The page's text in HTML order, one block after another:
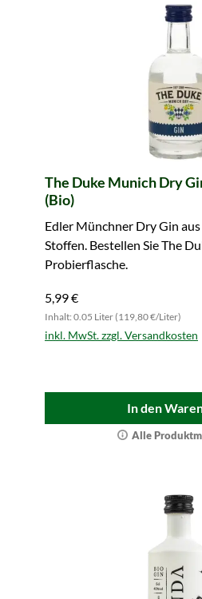
The Duke Munich Dry
(Bio)
Edler Münchner Dry Gin
Stoffen. Bestellen Sie The
Probierflasche.
5,99 €
Inhalt: 0.05 Liter (119,80 €/Liter)
inkl. MwSt. zzgl. Versandkosten
In den
Alle